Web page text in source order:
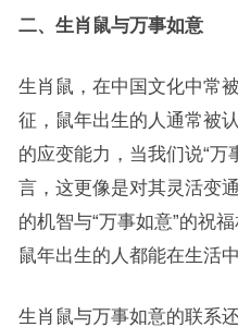
二、生肖鼠与万事如意
生肖鼠，在中国文化中常
征，鼠年出生的人通常被
的应变能力，当我们说“万
言，这更像是对其灵活变
的机智与“万事如意”的祝
鼠年出生的人都能在生活
生肖鼠与万事如意的联系